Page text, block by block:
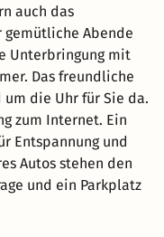
auch das
gemütliche Abende
Unterbringung mit
Das freundliche
die Uhr für Sie da.
zum Internet. Ein
Entspannung und
Autos stehen den
und ein Parkplatz